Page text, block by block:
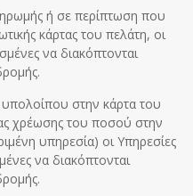
ή σε περίπτωση που
κάρτας του πελάτη, οι
να διακόπτονται
στην κάρτα του
χρέωσης του ποσού στην
υπηρεσία) οι Υπηρεσίες
να διακόπτονται